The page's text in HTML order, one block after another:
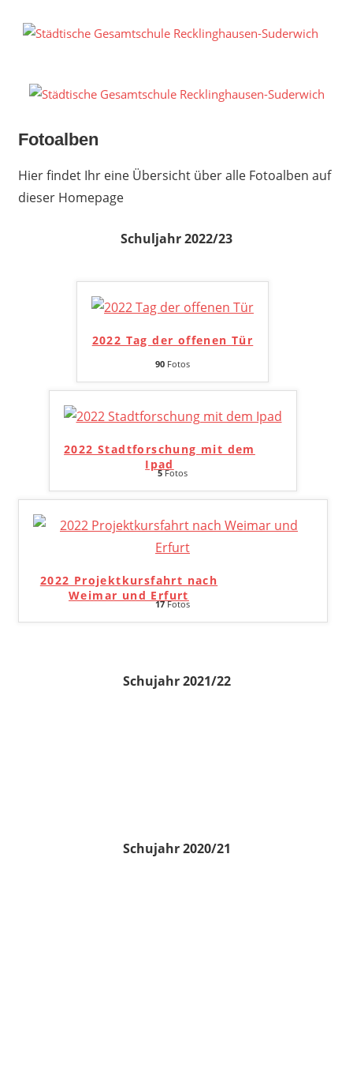
Inhalt
Fotoalben
Hier findet Ihr eine Übersicht über alle Fotoalben auf
dieser Homepage
Schuljahr 2022/23
2022 Tag der offenen Tür
90 Fotos
2022 Stadtforschung mit dem
Ipad
5Fotos
2022 Projektkursfahrt nach
Weimar und Erfurt
17Fotos
Schujahr 2021/22
Schujahr 2020/21